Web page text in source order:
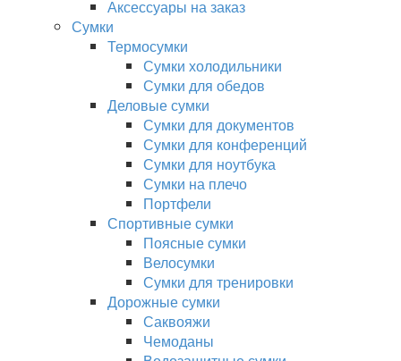
Аксессуары на заказ
Сумки
Термосумки
Сумки холодильники
Сумки для обедов
Деловые сумки
Сумки для документов
Сумки для конференций
Сумки для ноутбука
Сумки на плечо
Портфели
Спортивные сумки
Поясные сумки
Велосумки
Сумки для тренировки
Дорожные сумки
Саквояжи
Чемоданы